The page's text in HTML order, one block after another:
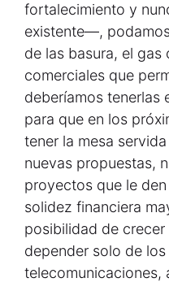
fortalecimiento y
existente—,
de las basura, el
comerciales que
deberíamos tenerlas
para que en los
tener la mesa
nuevas propuestas,
proyectos que le
solidez financiera
posibilidad de crecer
depender solo de
telecomunicaciones,